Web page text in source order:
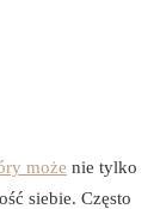
może nie tylko
siebie. Często